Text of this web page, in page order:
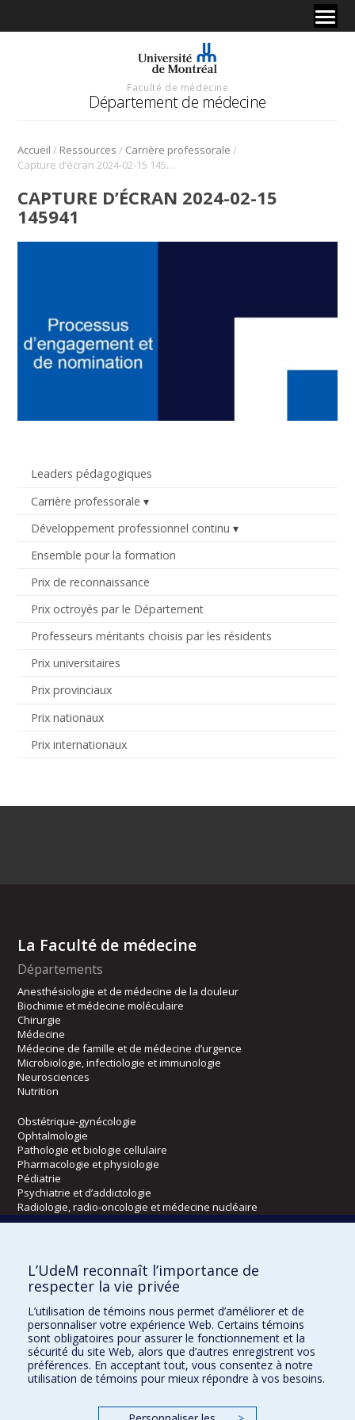
Faculté de médecine
Département de médecine
Accueil / Ressources / Carrière professorale /
Capture d’écran 2024-02-15 145941
Leaders pédagogiques
Carrière professorale
Développement professionnel continu
Ensemble pour la formation
Prix de reconnaissance
Prix octroyés par le Département
Professeurs méritants choisis par les résidents
Prix universitaires
Prix provinciaux
Prix nationaux
Prix internationaux
CAPTURE D’ÉCRAN 2024-02-15
145941
La Faculté de médecine
Départements
Anesthésiologie et de médecine de la douleur
Biochimie et médecine moléculaire
Chirurgie
Médecine
Médecine de famille et de médecine d’urgence
Microbiologie, infectiologie et immunologie
Neurosciences
Nutrition
Obstétrique-gynécologie
Ophtalmologie
Pathologie et biologie cellulaire
Pharmacologie et physiologie
Pédiatrie
Psychiatrie et d’addictologie
Radiologie, radio-oncologie et médecine nucléaire
Kinésiologie et des sciences de l’activité physique
Orthophonie et audiologie
Réadaptation
Directions
DPC
CPASS
L’UdeM reconnaît l’importance de
respecter la vie privée
L’utilisation de témoins nous permet d’améliorer et de
personnaliser votre expérience Web. Certains témoins
sont obligatoires pour assurer le fonctionnement et la
sécurité du site Web, alors que d’autres enregistrent vos
préférences. En acceptant tout, vous consentez à notre
utilisation de témoins pour mieux répondre à vos besoins.